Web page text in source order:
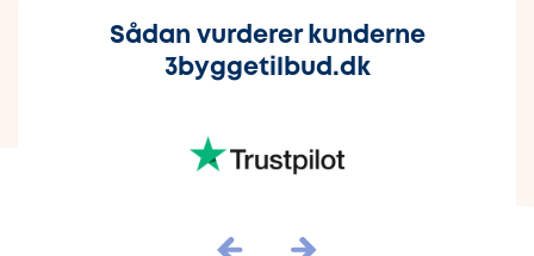
Sådan vurderer kunderne
3byggetilbud.dk